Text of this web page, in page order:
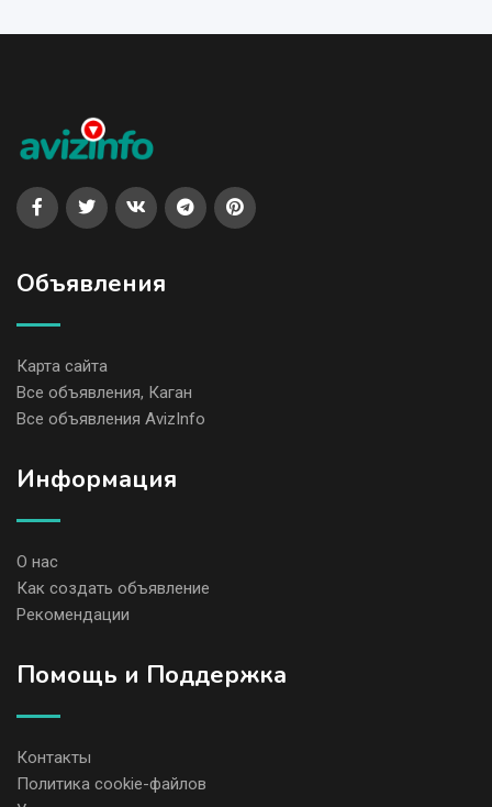
Объявления
Карта сайта
Все объявления, Каган
Все объявления AvizInfo
Информация
О нас
Как создать объявление
Рекомендации
Помощь и Поддержка
Контакты
Политика cookie-файлов